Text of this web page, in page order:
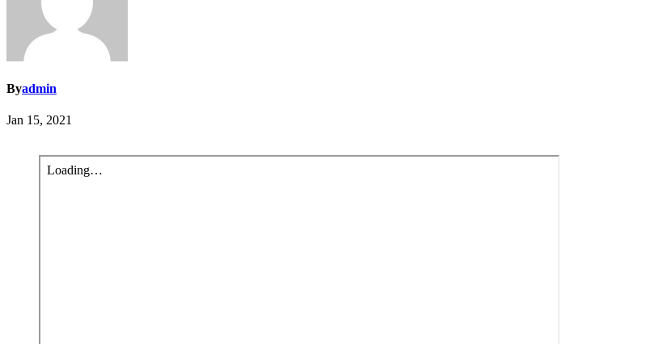
Byadmin
Jan 15, 2021